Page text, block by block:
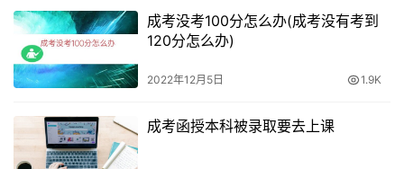
学历要求。不同层次的成人高考，要求的前置学历也会有所
不同：
高起专：需要具有高中文化程度。
高起本：需要具有大专学历。
成考没考100分怎么办(成考没有考到
120分怎么办)
2022年12月5日 1.9K
成考函授本科被录取要去上课